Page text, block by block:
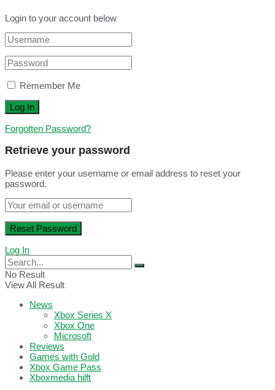
Login to your account below
Remember Me
Forgotten Password?
Retrieve your password
Please enter your username or email address to reset your
password.
Log In
No Result
View All Result
News
Xbox Series X
Xbox One
Microsoft
Reviews
Games with Gold
Xbox Game Pass
Xboxmedia hilft